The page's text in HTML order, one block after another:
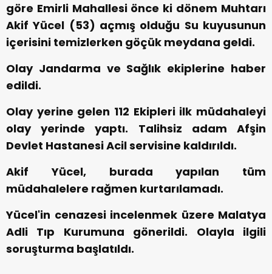
göre Emirli Mahallesi önce ki dönem Muhtarı
Akif Yücel (53) açmış olduğu Su kuyusunun
içerisini temizlerken göçük meydana geldi.
Olay Jandarma ve Sağlık ekiplerine haber
edildi.
Olay yerine gelen 112 Ekipleri ilk müdahaleyi
olay yerinde yaptı. Talihsiz adam Afşin
Devlet Hastanesi Acil servisine kaldırıldı.
Akif Yücel, burada yapılan tüm
müdahalelere rağmen kurtarılamadı.
Yücel'in cenazesi incelenmek üzere Malatya
Adli Tıp Kurumuna gönerildi. Olayla ilgili
soruşturma başlatıldı.